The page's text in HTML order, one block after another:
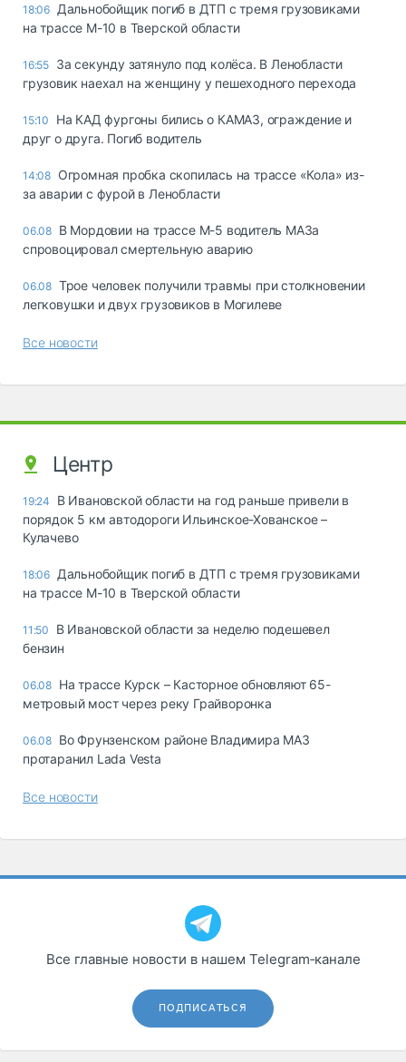
18:06 Дальнобойщик погиб в ДТП с тремя грузовиками
на трассе М-10 в Тверской области
16:55 За секунду затянуло под колёса. В Ленобласти
грузовик наехал на женщину у пешеходного перехода
15:10
На КАД фургоны бились о КАМАЗ, ограждение и
друг о друга. Погиб водитель
14:08 Огромная пробка скопилась на трассе «Кола» из-
за аварии с фурой в Ленобласти
06.08 В Мордовии на трассе М-5 водитель МАЗа
спровоцировал смертельную аварию
06.08 Трое человек получили травмы при столкновении
легковушки и двух грузовиков в Могилеве
Все новости
Центр
19:24
В Ивановской области на год раньше привели в
порядок 5 км автодороги Ильинское-Хованское –
Кулачево
18:06 Дальнобойщик погиб в ДТП с тремя грузовиками
на трассе М-10 в Тверской области
11:50
В Ивановской области за неделю подешевел
бензин
06.08 На трассе Курск – Касторное обновляют 65-
метровый мост через реку Грайворонка
06.08 Во Фрунзенском районе Владимира МАЗ
протаранил Lada Vesta
Все новости
Все главные новости в нашем Telegram‑канале
ПОДПИСАТЬСЯ